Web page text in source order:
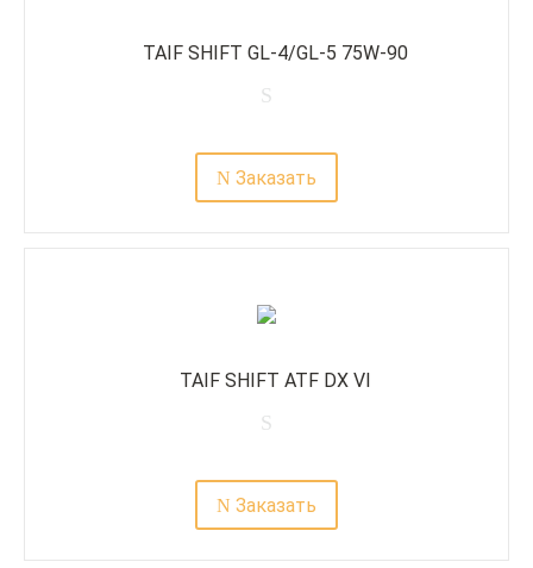
TAIF SHIFT GL-4/GL-5 75W-90
Заказать
TAIF SHIFT ATF DX VI
Заказать